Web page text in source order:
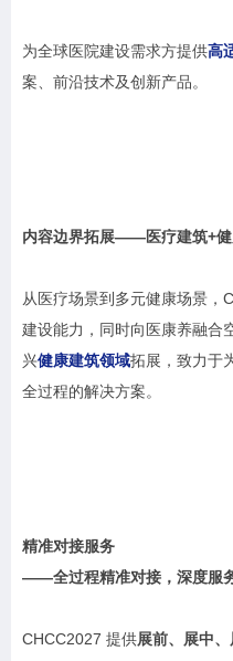
为全球医院建设需求方提供高
案、前沿技术及创新产品。
内容边界拓展——医疗建筑+健
从医疗场景到多元健康场景，
建设能力，同时向医康养融合
兴健康建筑领域拓展，致力于
全过程的解决方案。
精准对接服务
——全过程精准对接，深度服
CHCC2027 提供展前、展中